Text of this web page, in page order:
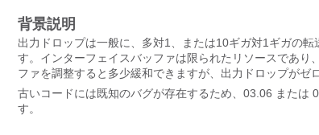
背景説明
出力ドロップは一般に、多対1、または10ギガ対1ギガの
す。インターフェイスバッファは限られたリソースであ
ファを調整すると多少緩和できますが、出力ドロップがゼ
古いコードには既知のバグが存在するため、03.06 または
す。